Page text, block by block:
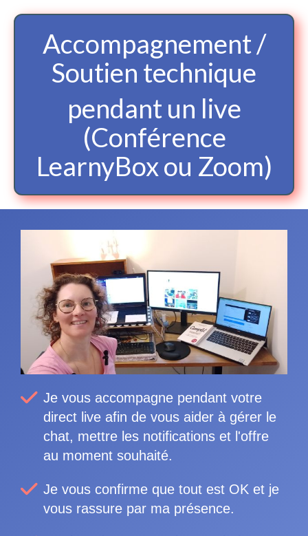
Accompagnement /
Soutien technique
pendant un live
(Conférence
LearnyBox ou Zoom)
Je vous accompagne pendant votre
direct live afin de vous aider à gérer le
chat, mettre les notifications et l'offre
au moment souhaité.
Je vous confirme que tout est OK et je
vous rassure par ma présence.